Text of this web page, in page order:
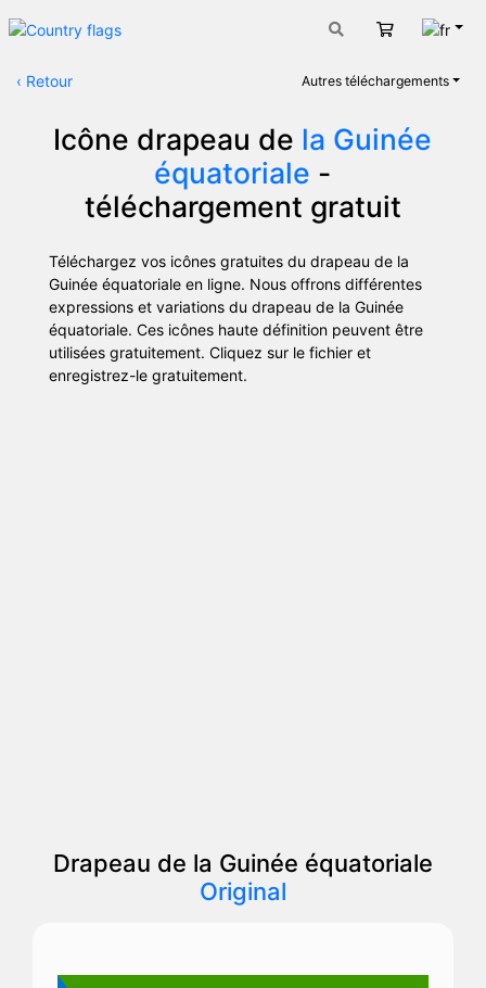
Panier
‹ Retour Autres téléchargements
Icône drapeau de la Guinée
équatoriale -
téléchargement gratuit
Téléchargez vos icônes gratuites du drapeau de la
Guinée équatoriale en ligne. Nous offrons différentes
expressions et variations du drapeau de la Guinée
équatoriale. Ces icônes haute définition peuvent être
utilisées gratuitement. Cliquez sur le fichier et
enregistrez-le gratuitement.
Drapeau de la Guinée équatoriale
Original